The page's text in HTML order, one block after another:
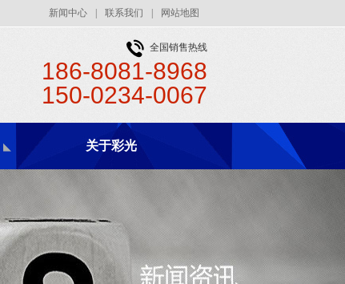
新闻中心 联系我们 网站地图
全国销售热线
186-8081-8968
150-0234-0067
关于彩光